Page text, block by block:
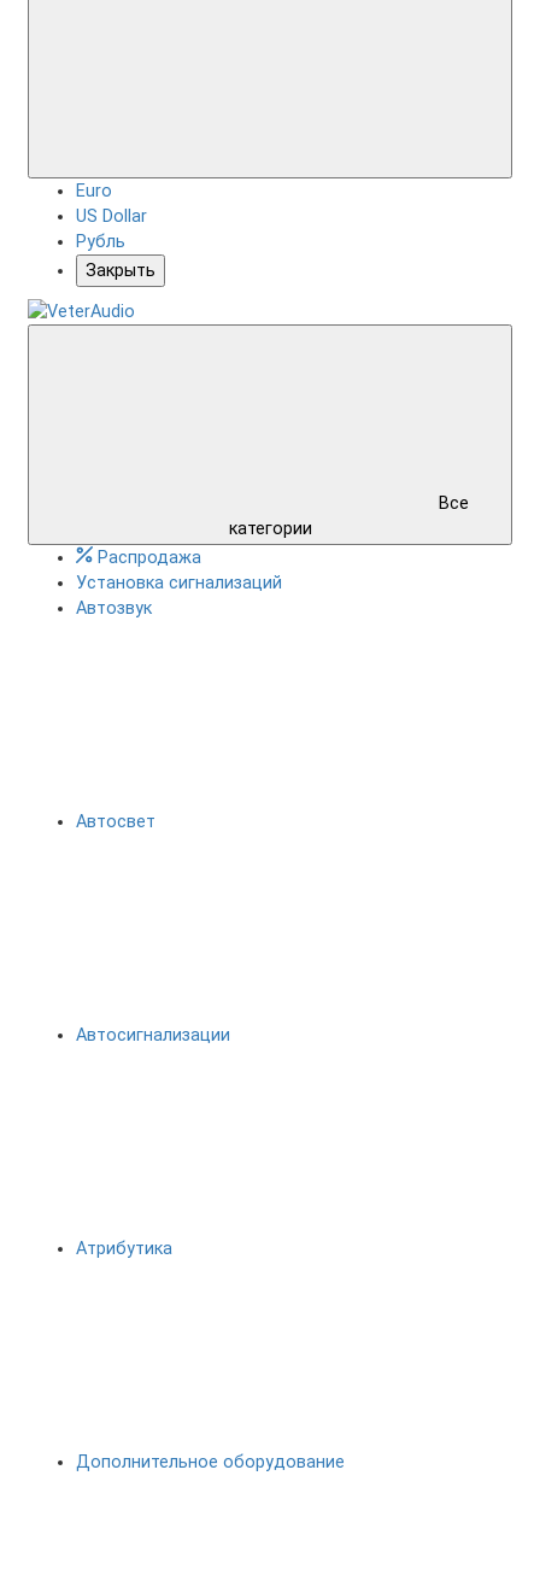
Euro
US Dollar
Рубль
Закрыть
Все
категории
Распродажа
Установка сигнализаций
Автозвук
Автосвет
Автосигнализации
Атрибутика
Дополнительное оборудование